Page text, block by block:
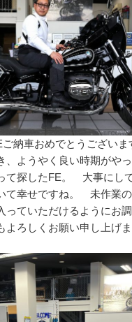
納車おめでとうござい
、ようやく良い時期がや
て探したFE。 大事にし
て幸せですね。 未作業
っていただけるようにお
ろしくお願い申し上げま